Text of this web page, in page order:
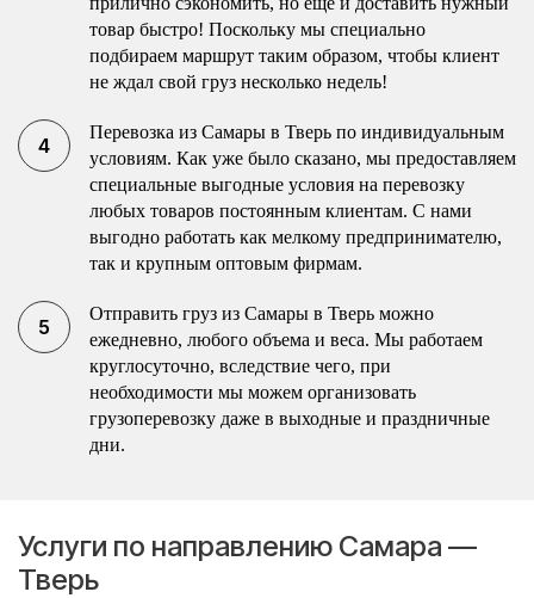
товар быстро! Поскольку мы специально
подбираем маршрут таким образом, чтобы клиент
не ждал свой груз несколько недель!
Перевозка из Самары в Тверь по индивидуальным
условиям. Как уже было сказано, мы предоставляем
специальные выгодные условия на перевозку
любых товаров постоянным клиентам. С нами
выгодно работать как мелкому предпринимателю,
так и крупным оптовым фирмам.
Отправить груз из Самары в Тверь можно
ежедневно, любого объема и веса. Мы работаем
круглосуточно, вследствие чего, при
необходимости мы можем организовать
грузоперевозку даже в выходные и праздничные
дни.
Услуги по направлению Самара —
Тверь